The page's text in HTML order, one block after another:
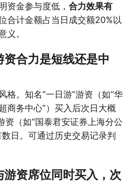
资金参与度低， 合力效果有
合计金额占当日成交额20%以
义。
合力是短线还是中
格。知名“一日游”游资（如“华
商务中心”）买入后次日大概
资（如“国泰君安证券上海分公
日。可通过历史交易记录判
资席位同时买入，次